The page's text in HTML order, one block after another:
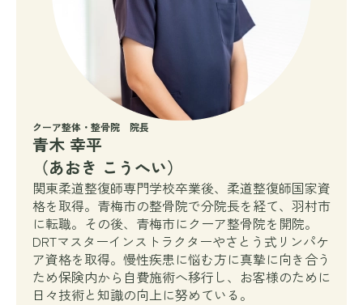
クーア整体・整骨院 院長
青木 幸平
（あおき こうへい）
関東柔道整復師専門学校卒業後、柔道整復師国家資
格を取得。青梅市の整骨院で分院長を経て、羽村市
に転職。その後、青梅市にクーア整骨院を開院。
DRTマスターインストラクターやさとう式リンパケ
ア資格を取得。慢性疾患に悩む方に真摯に向き合う
ため保険内から自費施術へ移行し、お客様のために
日々技術と知識の向上に努めている。